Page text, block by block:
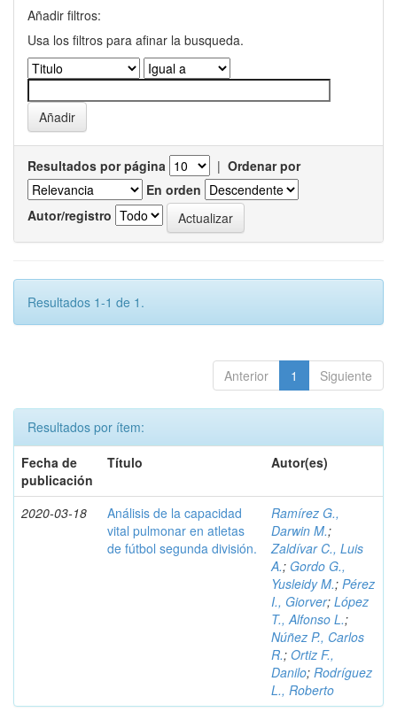
Añadir filtros:
Usa los filtros para afinar la busqueda.
Resultados por página | Ordenar por
En orden
Autor/registro
Resultados 1-1 de 1.
Anterior 1 Siguiente
Resultados por ítem:
Fecha de
publicación
Título Autor(es)
2020-03-18
Análisis de la capacidad
vital pulmonar en atletas
de fútbol segunda división.
Ramírez G.,
Darwin M.;
Zaldívar C., Luis
A.; Gordo G.,
Yusleidy M.; Pérez
I., Giorver; López
T., Alfonso L.;
Núñez P., Carlos
R.; Ortiz F.,
Danilo; Rodríguez
L., Roberto